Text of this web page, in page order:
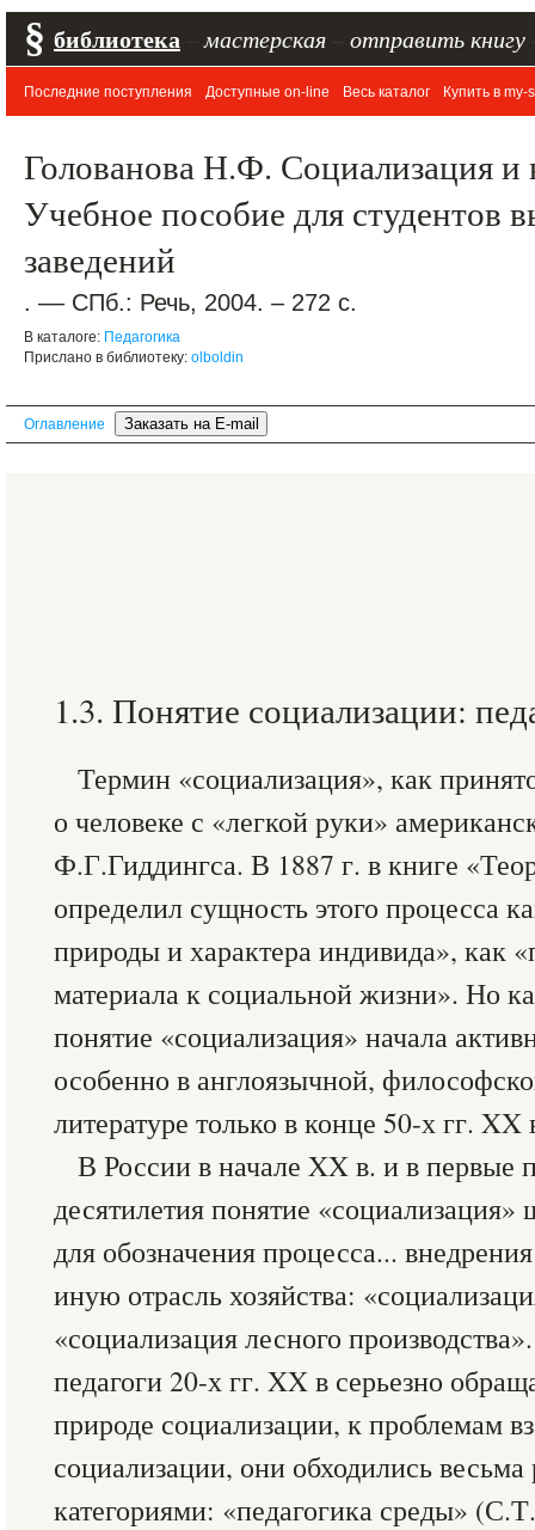
§ библиотека мастерская отправить книгу
Последние поступления Доступные on-line Весь каталог Купить в my-
Голованова Н.Ф. Социализация и
Учебное пособие для студентов
заведений
. –– СПб.: Речь, 2004. – 272 с.
В каталоге: Педагогика
Прислано в библиотеку: olboldin
Оглавление
1.3. Понятие социализации:
Термин «социализация», как
о человеке с «легкой руки»
Ф.Г.Гиддингса. В 1887 г. в книге
определил сущность этого процесса
природы и характера индивида», как
материала к социальной жизни». Но
понятие «социализация» начала
особенно в англоязычной,
литературе только в конце 50-х гг. XX
В России в начале XX в. и в первые
десятилетия понятие «социализация»
для обозначения процесса...
иную отрасль хозяйства:
«социализация лесного
педагоги 20-х гг. XX в серьезно
природе социализации, к проблемам
социализации, они обходились
категориями: «педагогика среды»